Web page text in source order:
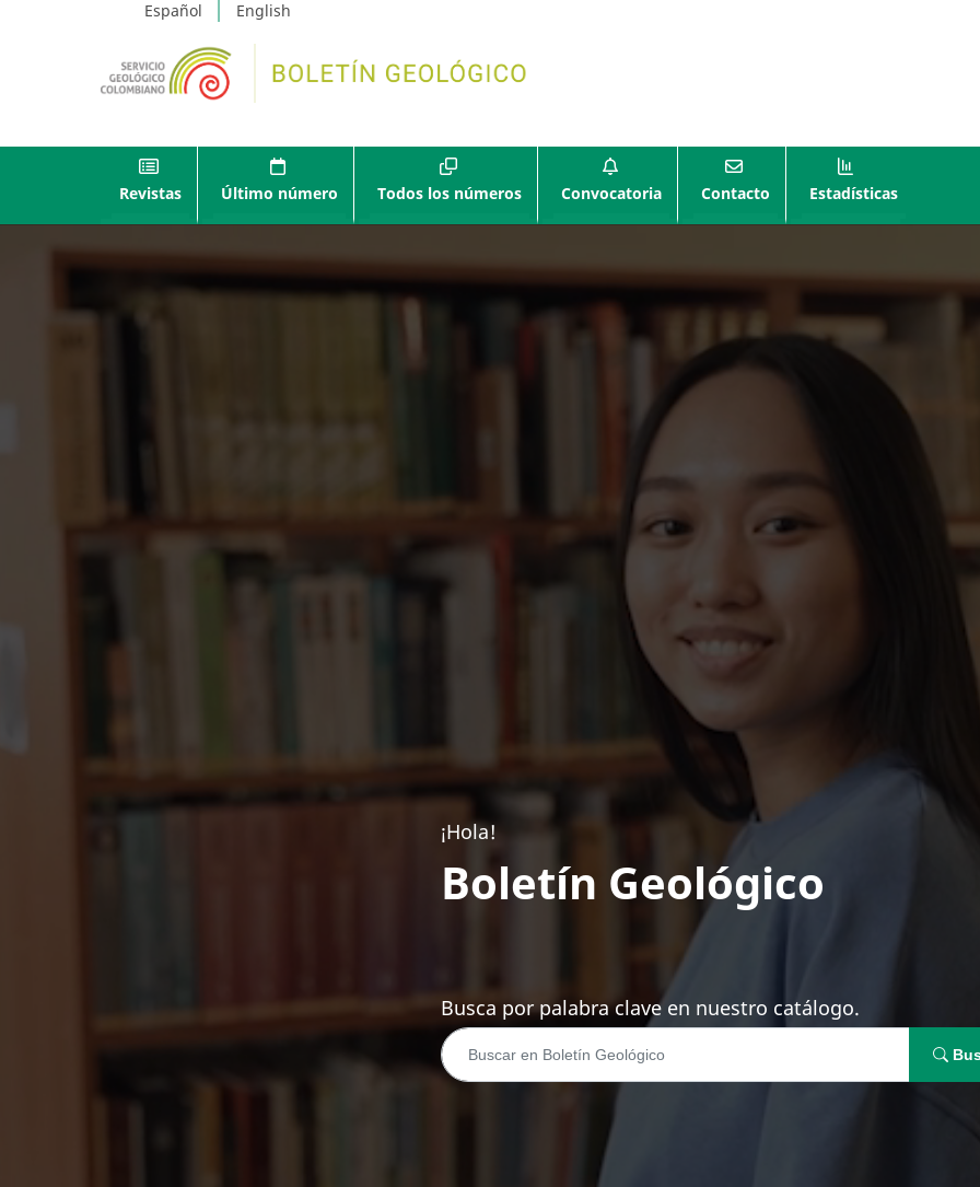
Español English
Revistas Último número Todos los números Convocatoria Contacto Estadísticas
¡Hola!
Boletín Geológico
Busca por palabra clave en nuestro catálogo.